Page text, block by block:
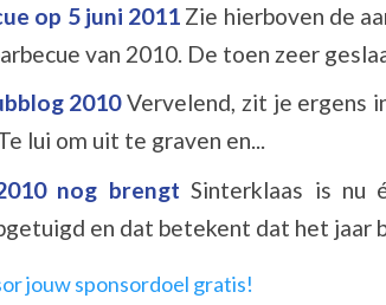
op 5 juni 2011 Zie hierboven de
van 2010. De toen zeer
2010Vervelend, zit je ergens
lui om uit te graven en...
nog brengtSinterklaas is nu
en dat betekent dat het jaar